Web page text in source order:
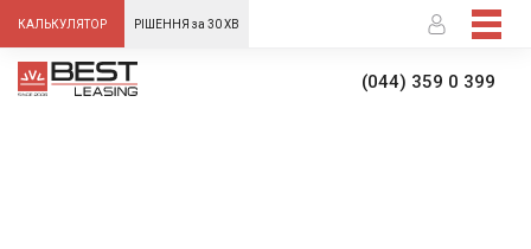
КАЛЬКУЛЯТОР РІШЕННЯ за 30 ХВ
(044) 359 0 399